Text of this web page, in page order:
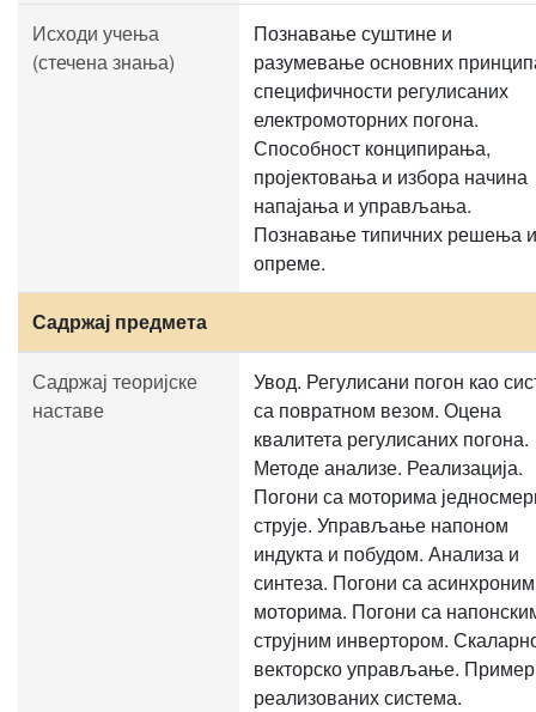
Исходи учења
(стечена знања)
Познавање суштине и
разумевање основних
специфичности регулисаних
електромоторних погона.
Способност конципирања,
пројектовања и избора начина
напајања и управљања.
Познавање типичних решења и
опреме.
Садржај предмета
Садржај теоријске
наставе
Увод. Регулисани погон као
са повратном везом. Оцена
квалитета регулисаних погона.
Методе анализе. Реализација.
Погони са моторима
струје. Управљање напоном
индукта и побудом. Анализа и
синтеза. Погони са асинхроним
моторима. Погони са
струјним инвертором.
векторско управљање.
реализованих система.